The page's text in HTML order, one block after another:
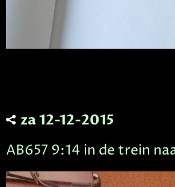
za 12-12-2015
AB657 9:14 in de trein